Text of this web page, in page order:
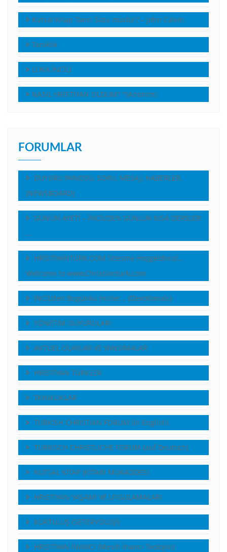
Kutsal Kitap Tanrı Sözü müdür? – John Calvin
Tanıklık
LUKA İNCİLİ
NASIL HRİSTİYAN OLDUM? *(Anonim)
FORUMLAR
DUYURU PANOSU, SORU, MESAJ, HABERLER,
(NEWSBOARD)
GÜNÜN AYETİ – İNCİL’DEN GÜNLÜK KISA DERSLER
…
HRİSTİYANTÜRK.COM Sitesine Hoşgeldiniz!…
Welcome to www.Christianturk.com
İNCİL’den Bugünkü İnciler… (Devotionals)
YÖNETiM DUYURULARI
AKTUEL OLAYLAR VE YANSIMALAR
HRİSTİYAN TÜRKLER
TANIKLIKLAR
TURKISH CHRISTIAN FORUM (in English)
TURKISCH CHRISTLICHE FORUM (auf Deutsch)
KUTSAL KİTAP (KİTABI MUKADDES)
HRİSTİYAN YAŞAMI VE UYGULAMALARI
KURTULUŞ (SETERYOLOJİ)
HRİSTİYAN İNANCI (Mesih İnancı Teolojisi)